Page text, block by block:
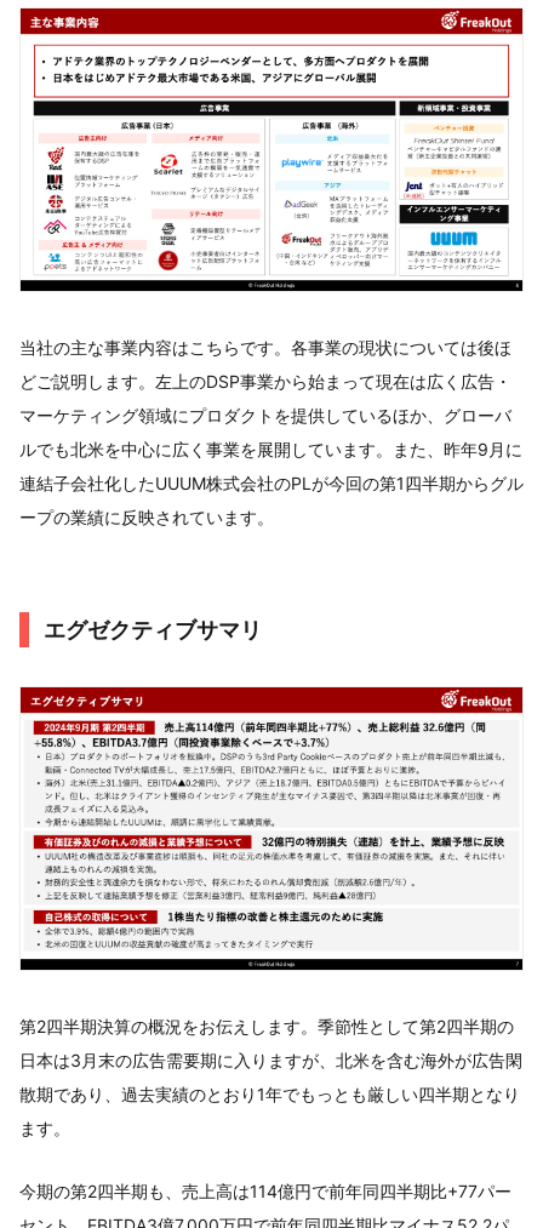
当社の主な事業内容はこちらです。各事業の現状については後ほ
どご説明します。左上のDSP事業から始まって現在は広く広告・
マーケティング領域にプロダクトを提供しているほか、グローバ
ルでも北米を中心に広く事業を展開しています。また、昨年9月に
連結子会社化したUUUM株式会社のPLが今回の第1四半期からグル
ープの業績に反映されています。
エグゼクティブサマリ
第2四半期決算の概況をお伝えします。季節性として第2四半期の
日本は3月末の広告需要期に入りますが、北米を含む海外が広告閑
散期であり、過去実績のとおり1年でもっとも厳しい四半期となり
ます。
今期の第2四半期も、売上高は114億円で前年同四半期比+77パー